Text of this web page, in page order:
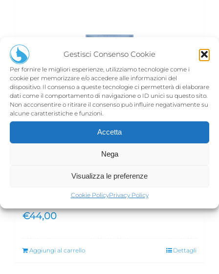
Gestisci Consenso Cookie
Per fornire le migliori esperienze, utilizziamo tecnologie come i
cookie per memorizzare e/o accedere alle informazioni del
dispositivo. Il consenso a queste tecnologie ci permetterà di elaborare
dati come il comportamento di navigazione o ID unici su questo sito.
Non acconsentire o ritirare il consenso può influire negativamente su
alcune caratteristiche e funzioni.
Accetta
Nega
Visualizza le preferenze
Cookie PolicyPrivacy Policy
€44,00
Aggiungi al carrello Dettagli